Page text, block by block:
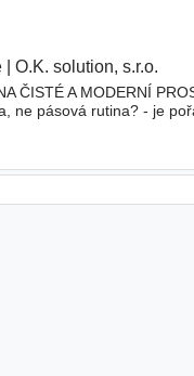
O.K. solution, s.r.o.
ČISTÉ A MODERNÍ
ne pásová rutina? - je